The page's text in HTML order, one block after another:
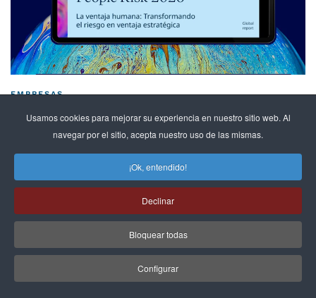
Usamos cookies para mejorar su experiencia en nuestro sitio web. Al
navegar por el sitio, acepta nuestro uso de las mismas.
¡Ok, entendido!
Declinar
Bloquear todas
Configurar
EMPRESAS
empleados…
EXPLORAR POR GRANDES TEMAS
Educación